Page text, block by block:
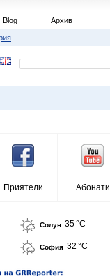
Blog Архив
Приятели
Абонати
Солун 35 °C
София 32 °C